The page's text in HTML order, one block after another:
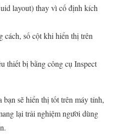
layout) thay vì cố định kích
số cột khi hiển thị trên
thiết bị bằng công cụ Inspect
bạn sẽ hiển thị tốt trên máy tính,
lại trải nghiệm người dùng